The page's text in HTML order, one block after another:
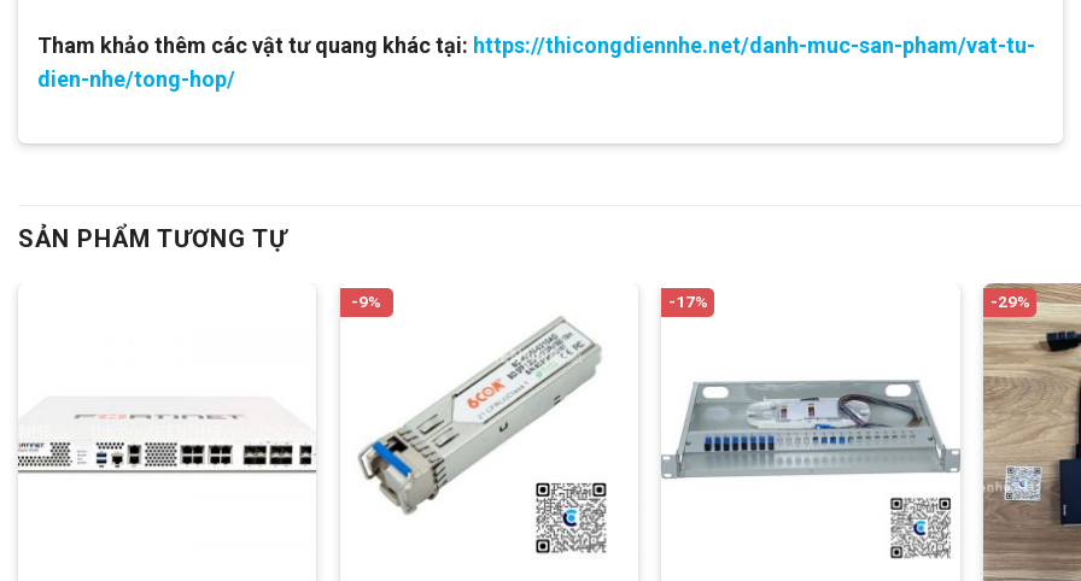
Tham khảo thêm các vật tư quang khác tại: https://thicongdiennhe.net/danh-muc-san-pham/vat-tu-
dien-nhe/tong-hop/
SẢN PHẨM TƯƠNG TỰ
-9% -17% -29%